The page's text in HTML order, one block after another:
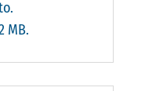
MB.